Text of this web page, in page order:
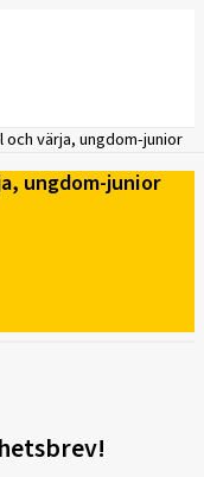
värja, ungdom-junior
ungdom-junior